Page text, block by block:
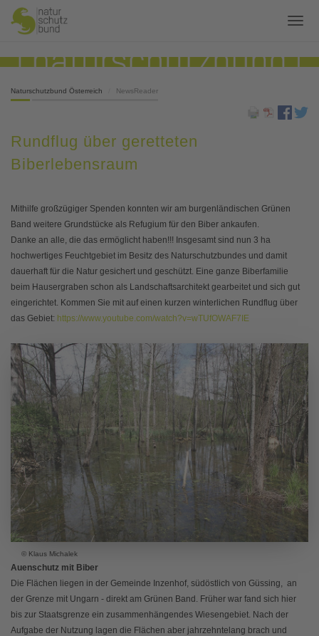
Naturschutzbund Österreich NewsReader
Rundflug über geretteten
Biberlebensraum
Mithilfe großzügiger Spenden konnten wir am burgenländischen Grünen
Band weitere Grundstücke als Refugium für den Biber ankaufen.
Danke an alle, die das ermöglicht haben!!! Insgesamt sind nun 3 ha
hochwertiges Feuchtgebiet im Besitz des Naturschutzbundes und damit
dauerhaft für die Natur gesichert und geschützt. Eine ganze Biberfamilie
beim Hausergraben schon als Landschaftsarchitekt gearbeitet und sich gut
eingerichtet. Kommen Sie mit auf einen kurzen winterlichen Rundflug über
das Gebiet: https://www.youtube.com/watch?v=wTUfOWAF7IE
© Klaus Michalek
Auenschutz mit Biber
Die Flächen liegen in der Gemeinde Inzenhof, südöstlich von Güssing, an
der Grenze mit Ungarn - direkt am Grünen Band. Früher war fand sich hier
bis zur Staatsgrenze ein zusammenhängendes Wiesengebiet. Nach der
Aufgabe der Nutzung lagen die Flächen aber jahrzehntelang brach und